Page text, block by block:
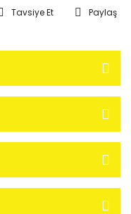
Tavsiye Et Paylaş